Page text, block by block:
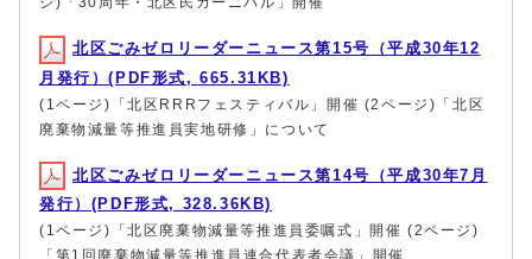
北区ごみゼロリーダーニュース第15号（平成30年12
月発行）(PDF形式, 665.31KB)
(1ページ)「北区RRRフェスティバル」開催 (2ページ)「北区
廃棄物減量等推進員実地研修」について
北区ごみゼロリーダーニュース第14号（平成30年7月
発行）(PDF形式, 328.36KB)
(1ページ)「北区廃棄物減量等推進員委嘱式」開催 (2ページ)
「第1回廃棄物減量等推進員連合代表者会議」開催